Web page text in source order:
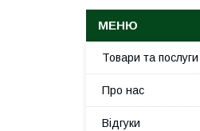
Товари та послуги
Про нас
Відгуки